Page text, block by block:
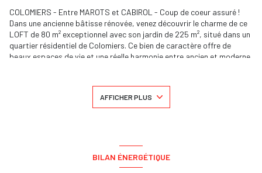
COLOMIERS - Entre MAROTS et CABIROL - Coup de coeur assuré !
Dans une ancienne bâtisse rénovée, venez découvrir le charme de ce
LOFT de 80 m² exceptionnel avec son jardin de 225 m², situé dans un
quartier résidentiel de Colomiers. Ce bien de caractère offre de
beaux espaces de vie et une réelle harmonie entre ancien et moderne.
mezzanine, 2 chambres mansardées et un dressing. Pour le visiter,
contactez le 06.70.00.68.60 ou le 06.24.43.23.55.
AFFICHER PLUS
BILAN ÉNERGÉTIQUE